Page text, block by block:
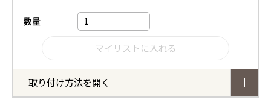
数量
取り付け方法を開く